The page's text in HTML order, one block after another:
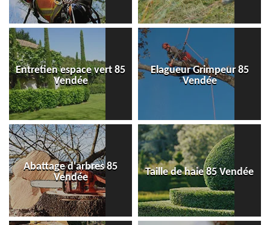
Entretien espace vert 85
Vendée
Elagueur Grimpeur 85
Vendée
Abattage d'arbres 85
Vendée
Taille de haie 85 Vendée